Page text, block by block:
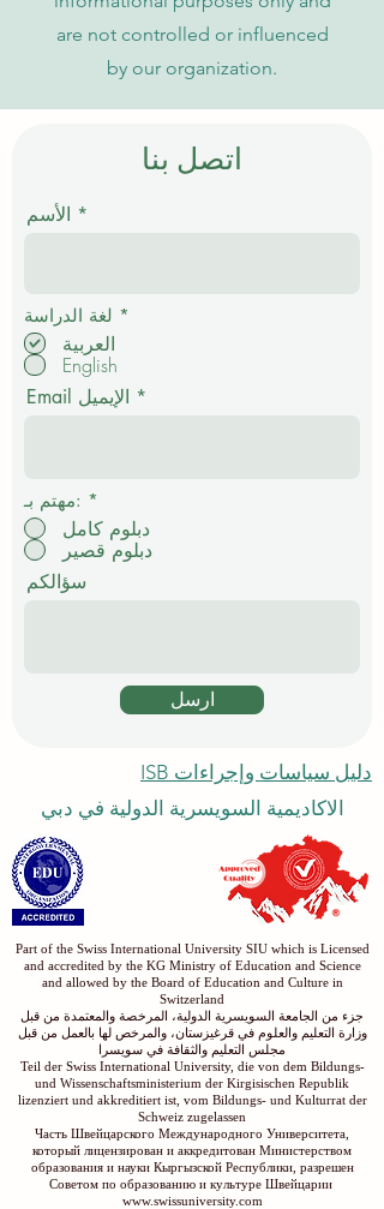
are not controlled or influenced
by our organization.
اتصل بنا
الأسم
لغة الدراسة *
م
ي
العربية
English
Email الإيميل
مهتم بـ: *
دبلوم كامل
دبلوم قصير
سؤالكم
ارسل
دليل سياسات وإجراءات ISB
الاكاديمية السويسرية الدولية في دبي
Part of the Swiss International University SIU which is Licensed
and accredited by the KG Ministry of Education and Science
and allowed by the Board of Education and Culture in
Switzerland
جزء من الجامعة السويسرية الدولية، المرخصة والمعتمدة من قبل
وزارة التعليم والعلوم في قرغيزستان، والمرخص لها بالعمل من قبل
مجلس التعليم والثقافة في سويسرا
Teil der Swiss International University, die von dem Bildungs-
und Wissenschaftsministerium der Kirgisischen Republik
lizenziert und akkreditiert ist, vom Bildungs- und Kulturrat der
Schweiz zugelassen
Часть Швейцарского Международного Университета,
который лицензирован и аккредитован Министерством
образования и науки Кыргызской Республики, разрешен
Советом по образованию и культуре Швейцарии
www.swissuniversity.com